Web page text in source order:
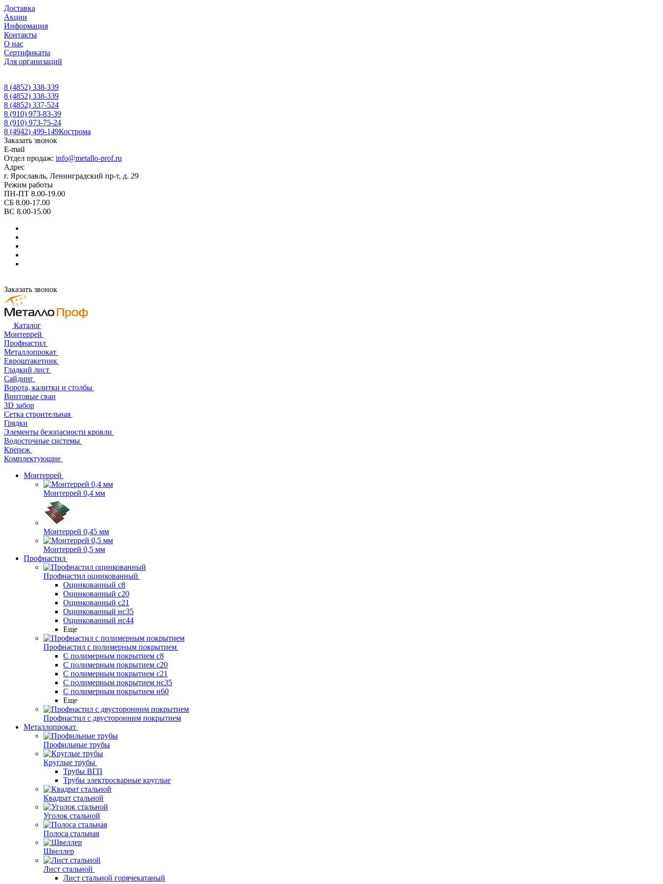
Доставка
Акции
Информация
Контакты
О нас
Сертификаты
Для организаций
8 (4852) 338-339
8 (4852) 338-339
8 (4852) 337-524
8 (910) 973-83-39
8 (910) 973-75-24
8 (4942) 499-149Кострома
Заказать звонок
E-mail
Отдел продаж: info@metallo-prof.ru
Адрес
г. Ярославль, Ленинградский пр-т, д. 29
Режим работы
ПН-ПТ 8.00-19.00
СБ 8.00-17.00
ВС 8.00-15.00
Заказать звонок
Каталог
Монтеррей
Профнастил
Металлопрокат
Евроштакетник
Гладкий лист
Сайдинг
Ворота, калитки и столбы
Винтовые сваи
3D забор
Сетка строительная
Грядки
Элементы безопасности кровли
Водосточные системы
Крепеж
Комплектующие
Монтеррей
Монтеррей 0,4 мм
Монтеррей 0,45 мм
Монтеррей 0,5 мм
Профнастил
Профнастил оцинкованный
Оцинкованный с8
Оцинкованный с20
Оцинкованный с21
Оцинкованный нс35
Оцинкованный нс44
Еще
Профнастил с полимерным покрытием
С полимерным покрытием с8
С полимерным покрытием с20
С полимерным покрытием с21
С полимерным покрытием нс35
С полимерным покрытием н60
Еще
Профнастил с двусторонним покрытием
Металлопрокат
Профильные трубы
Круглые трубы
Трубы ВГП
Трубы электросварные круглые
Квадрат стальной
Уголок стальной
Полоса стальная
Швеллер
Лист стальной
Лист стальной горячекатаный